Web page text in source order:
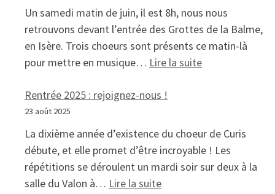
Un samedi matin de juin, il est 8h, nous nous
retrouvons devant l’entrée des Grottes de la Balme,
en Isère. Trois choeurs sont présents ce matin-là
pour mettre en musique… Lire la suite: Chanter aux
Rentrée 2025 : rejoignez-nous !
23 août 2025
La dixième année d’existence du choeur de Curis
débute, et elle promet d’être incroyable ! Les
répétitions se déroulent un mardi soir sur deux à la
salle du Valon à… Lire la suite: Rentrée 2025 :